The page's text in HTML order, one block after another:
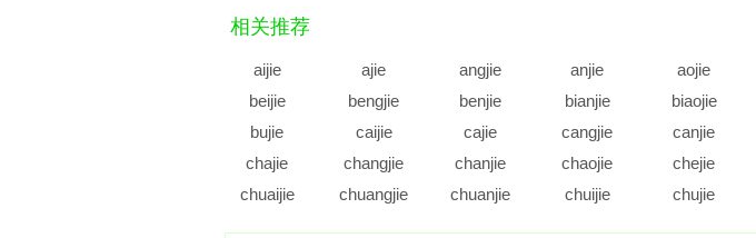
相关推荐
aijie ajie angjie anjie aojie
beijie
bengjie benjie bianjie biaojie
bujie
caijie cajie cangjie canjie
chajie
changjie chanjie chaojie chejie
chuaijie
chuangjie chuanjie chuijie chujie